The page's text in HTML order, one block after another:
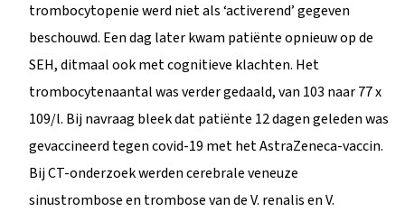
trombocytopenie werd niet als ‘activerend’ gegeven
beschouwd. Een dag later kwam patiënte opnieuw op de
SEH, ditmaal ook met cognitieve klachten. Het
trombocytenaantal was verder gedaald, van 103 naar 77 x
109/l. Bij navraag bleek dat patiënte 12 dagen geleden was
gevaccineerd tegen covid-19 met het AstraZeneca-vaccin.
Bij CT-onderzoek werden cerebrale veneuze
sinustrombose en trombose van de V. renalis en V.